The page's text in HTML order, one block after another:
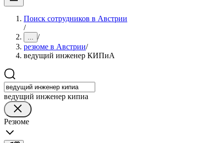
Поиск сотрудников в Австрии
/
... /
резюме в Австрии/
ведущий инженер КИПиА
ведущий инженер кипиа
Резюме